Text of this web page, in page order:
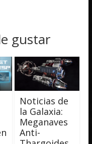
gustar
Noticias de
la Galaxia:
Meganaves
Anti-